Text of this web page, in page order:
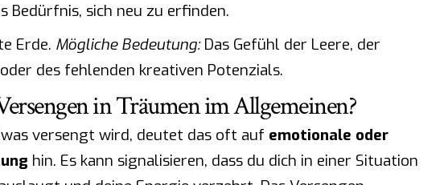
Bedürfnis, sich neu zu erfinden.
Erde. Mögliche Bedeutung:Das Gefühl der Leere, der
des fehlenden kreativen Potenzials.
in Träumen im Allgemeinen?
versengt wird, deutet das oft auf emotionale oder
hin. Es kann signalisieren, dass du dich in einer Situation